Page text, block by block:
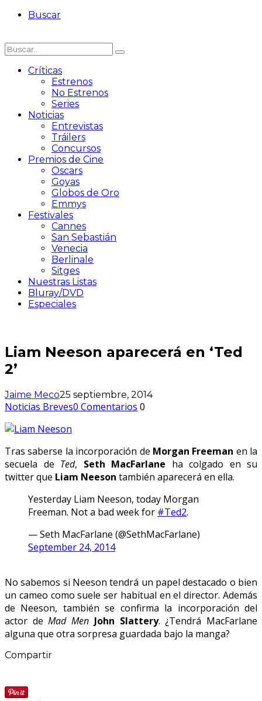
Buscar
Críticas
Estrenos
No Estrenos
Series
Noticias
Entrevistas
Tráilers
Concursos
Premios de Cine
Oscars
Goyas
Globos de Oro
Emmys
Festivales
Cannes
San Sebastián
Venecia
Berlinale
Sitges
Nuestras Listas
Bluray/DVD
Especiales
Liam Neeson aparecerá en ‘Ted
2’
Jaime Meco25 septiembre, 2014
Noticias Breves0 Comentarios 0
Tras saberse la incorporación de Morgan Freeman en la
secuela de Ted, Seth MacFarlane ha colgado en su
twitter que Liam Neeson también aparecerá en ella.
Yesterday Liam Neeson, today Morgan
Freeman. Not a bad week for #Ted2.
— Seth MacFarlane (@SethMacFarlane)
September 24, 2014
No sabemos si Neeson tendrá un papel destacado o bien
un cameo como suele ser habitual en el director. Además
de Neeson, también se confirma la incorporación del
actor deMad Men John Slattery. ¿Tendrá MacFarlane
alguna que otra sorpresa guardada bajo la manga?
Compartir